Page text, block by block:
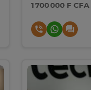
1 700 000 F CFA